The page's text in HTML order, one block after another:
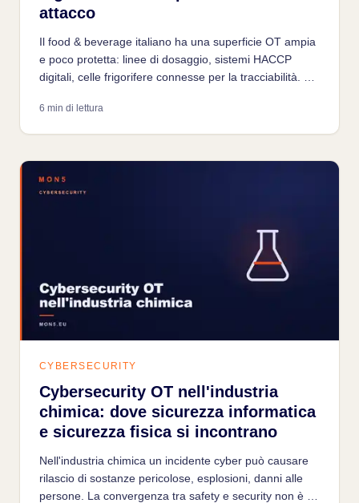
attacco
Il food & beverage italiano ha una superficie OT ampia
e poco protetta: linee di dosaggio, sistemi HACCP
digitali, celle frigorifere connesse per la tracciabilità. Un
sicurezza alimentare e la reputazione del brand.
6 min di lettura
CYBERSECURITY
Cybersecurity OT nell'industria
chimica: dove sicurezza informatica
e sicurezza fisica si incontrano
Nell'industria chimica un incidente cyber può causare
rilascio di sostanze pericolose, esplosioni, danni alle
persone. La convergenza tra safety e security non è un